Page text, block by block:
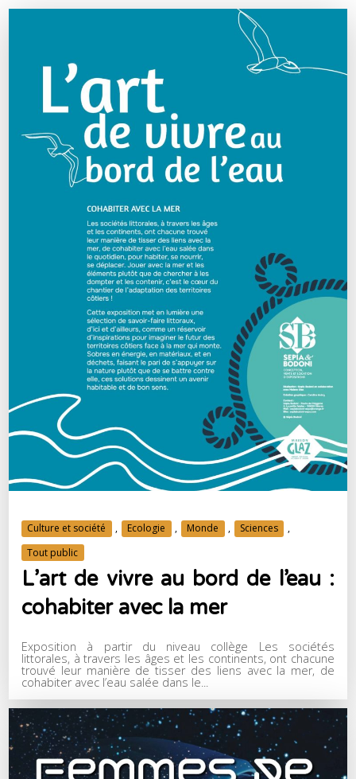
Culture et société , Ecologie , Monde , Sciences
,
Tout public
L’art de vivre au bord de l’eau :
cohabiter avec la mer
Exposition à partir du niveau collège Les sociétés
littorales, à travers les âges et les continents, ont chacune
trouvé leur manière de tisser des liens avec la mer, de
cohabiter avec l’eau salée dans le...